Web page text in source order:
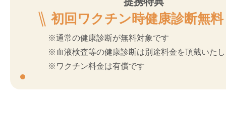
初回ワクチン時健康診断無
※通常の健康診断が無料対象です
※血液検査等の健康診断は別途料金を頂戴いた
※ワクチン料金は有償です